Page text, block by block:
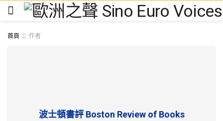
首頁 作者
波士頓書評 Boston Review of Books